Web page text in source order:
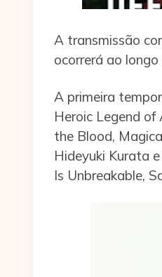
A transmissão
ocorrerá ao longo
A primeira
Heroic Legend of
the Blood,
Hideyuki Kurata
Is Unbreakable,